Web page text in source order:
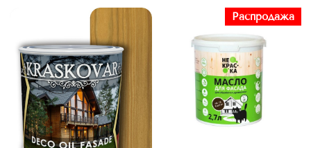
Распродажа